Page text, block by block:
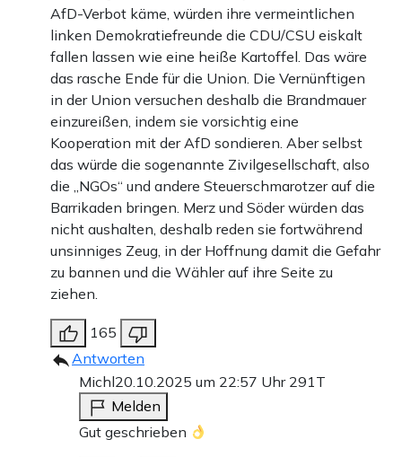
AfD-Verbot käme, würden ihre vermeintlichen
linken Demokratiefreunde die CDU/CSU eiskalt
fallen lassen wie eine heiße Kartoffel. Das wäre
das rasche Ende für die Union. Die Vernünftigen
in der Union versuchen deshalb die Brandmauer
einzureißen, indem sie vorsichtig eine
Kooperation mit der AfD sondieren. Aber selbst
das würde die sogenannte Zivilgesellschaft, also
die „NGOs“ und andere Steuerschmarotzer auf die
Barrikaden bringen. Merz und Söder würden das
nicht aushalten, deshalb reden sie fortwährend
unsinniges Zeug, in der Hoffnung damit die Gefahr
zu bannen und die Wähler auf ihre Seite zu
ziehen.
165
Antworten
Michl20.10.2025 um 22:57 Uhr 291T
Melden
Gut geschrieben